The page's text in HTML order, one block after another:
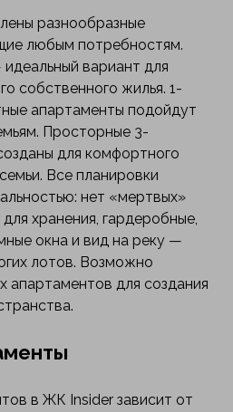
разнообразные
любым потребностям.
вариант для
собственного жилья. 1-
апартаменты подойдут
Просторные 3-
для комфортного
Все планировки
нет «мертвых»
хранения, гардеробные,
окна и вид на реку —
лотов. Возможно
апартаментов для создания
в ЖК Insider зависит от